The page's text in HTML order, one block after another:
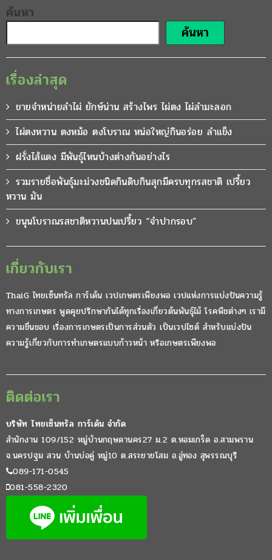
ค้นหา
ค้นหา
เรื่องล่าสุด
ขายจำหน่ายลำไผ่ ยักษ์น่าน สร้างไพร ไผ่ตง ไผ่ลำมะลอก
ไผ่ตงหวาน ตงหม้อ ตงโบราณ หน่อใหญ่กินอร่อย ลำแข็ง
ฝรั่งไส้แดง มีพันธุ์ไหนบ้างต่างกันอย่างไร
รวมรายชื่อพันธุ์มะม่วงชนิดกินดิบกินสุกมีครบทุกรสชาติ เปรี้ยว
หวาน มัน
ขนุนโบราณรสชาติหวานปนเปรี้ยว “จำปากรอบ”
เกี่ยวกับเรา
ThaiG ไทยเซ็นทรัล การ์เด้น เวปเกษตรเพียงพอ เวปแห่งการแบ่งปันความรู้
ทางการเกษตร พูดคุยปรึกษากันได้ทุกเรื่องเกี่ยวต้นพันธุ์ไม้ โรคพืชต่างๆ เรามี
ความชื่นชอบ เรื่องการเกษตรเป็นการส่วนตัว เป็นเวปไซต์ สำหรับแบ่งปัน
ความรู้เกี่ยวกับการทำเกษตรแบบก้าวหน้า หรือเกษตรเพียงพอ
ติดต่อเรา
บริษัท ไทยเซ็นทรัล การ์เด้น จำกัด
สำนักงาน 109/152 หมู่บ้านกฤษดานคร27 ม.2 ต.หอมเกร็ด อ.สามพราน
จ.นครปฐม สวน บ้านบ่อคู่ หมู่10 ต.สระยายโสม อ.อู่ทอง สุพรรณบุรี
089-171-0545
081-558-2320